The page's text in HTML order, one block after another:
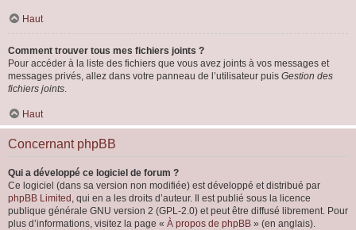
Haut
Comment trouver tous mes fichiers joints ?
Pour accéder à la liste des fichiers que vous avez joints à vos messages et
messages privés, allez dans votre panneau de l’utilisateur puis Gestion des
fichiers joints.
Haut
Concernant phpBB
Qui a développé ce logiciel de forum ?
Ce logiciel (dans sa version non modifiée) est développé et distribué par
phpBB Limited , qui en a les droits d’auteur. Il est publié sous la licence
publique générale GNU version 2 (GPL-2.0) et peut être diffusé librement. Pour
plus d’informations, visitez la page « À propos de phpBB » (en anglais).